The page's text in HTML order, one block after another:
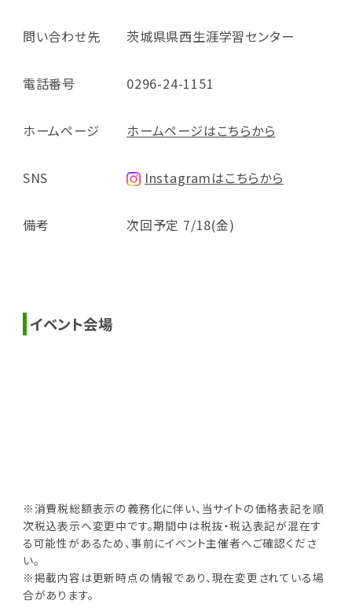
問い合わせ先 茨城県県西生涯学習センター
電話番号 0296-24-1151
ホームページ ホームページはこちらから
SNS Instagramはこちらから
備考 次回予定 7/18(金)
イベント会場
※消費税総額表示の義務化に伴い、当サイトの価格表記を順
次税込表示へ変更中です。期間中は税抜・税込表記が混在す
る可能性があるため、事前にイベント主催者へご確認くださ
い。
※掲載内容は更新時点の情報であり、現在変更されている場
合があります。